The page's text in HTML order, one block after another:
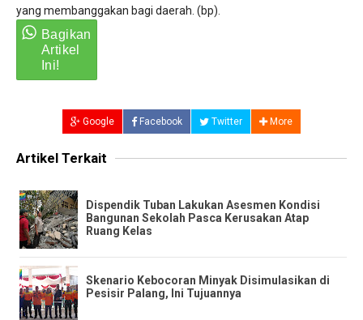
yang membanggakan bagi daerah. (bp).
Google Facebook Twitter More
Artikel Terkait
Dispendik Tuban Lakukan Asesmen Kondisi
Bangunan Sekolah Pasca Kerusakan Atap
Ruang Kelas
Skenario Kebocoran Minyak Disimulasikan di
Pesisir Palang, Ini Tujuannya